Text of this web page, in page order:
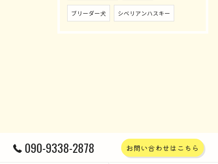
ブリーダー犬 シベリアンハスキー
090-9338-2878 お問い合わせはこちら